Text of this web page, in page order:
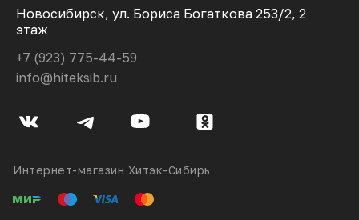
Новосибирск, ул. Бориса Богаткова 253/2, 2
этаж
+7 (923) 775-44-59
info@hiteksib.ru
Интернет-магазин Хитэк-Сибирь